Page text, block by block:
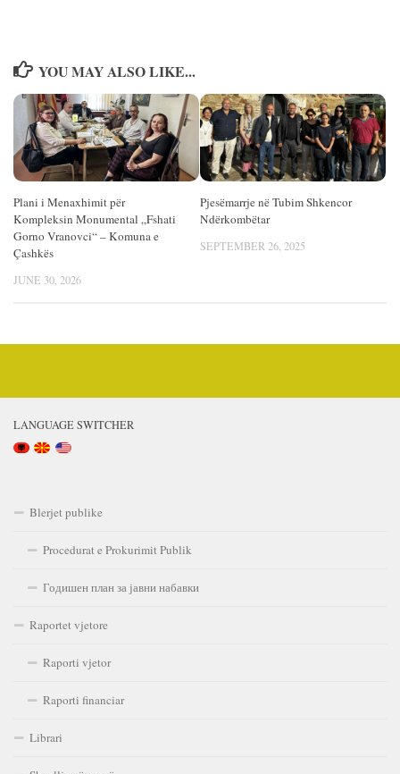
YOU MAY ALSO LIKE...
Plani i Menaxhimit për
Kompleksin Monumental „Fshati
Gorno Vranovci“ – Komuna e
Çashkës
JUNE 30, 2026
Pjesëmarrje në Tubim Shkencor
Ndërkombëtar
SEPTEMBER 26, 2025
LANGUAGE SWITCHER
Blerjet publike
Procedurat e Prokurimit Publik
Годишен план за јавни набавки
Raportet vjetore
Raporti vjetor
Raporti financiar
Librari